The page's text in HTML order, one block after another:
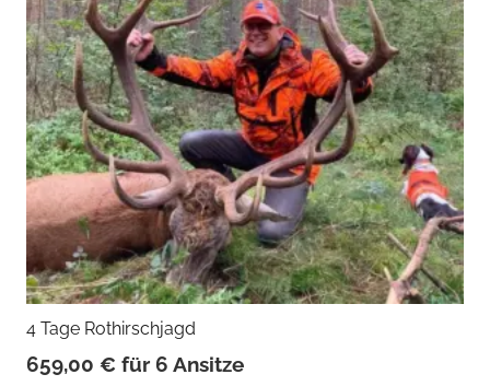
4 Tage Rothirschjagd
659,00 € für 6 Ansitze